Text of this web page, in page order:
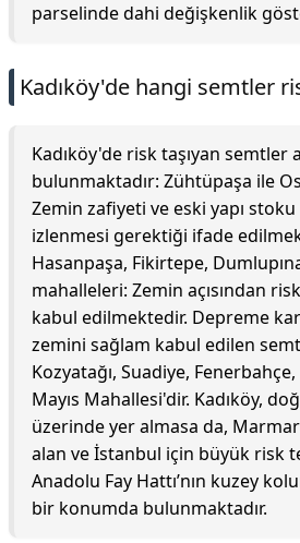
parselinde dahi değişkenlik
Kadıköy'de hangi semtler
Kadıköy'de risk taşıyan semtler
bulunmaktadır: Zühtüpaşa ile
Zemin zafiyeti ve eski yapı
izlenmesi gerektiği ifade
Hasanpaşa, Fikirtepe,
mahalleleri: Zemin açısından
kabul edilmektedir. Depreme
zemini sağlam kabul edilen
Kozyatağı, Suadiye,
Mayıs Mahallesi'dir. Kadıköy,
üzerinde yer almasa da,
alan ve İstanbul için büyük risk
Anadolu Fay Hattı’nın kuzey
bir konumda bulunmaktadır.